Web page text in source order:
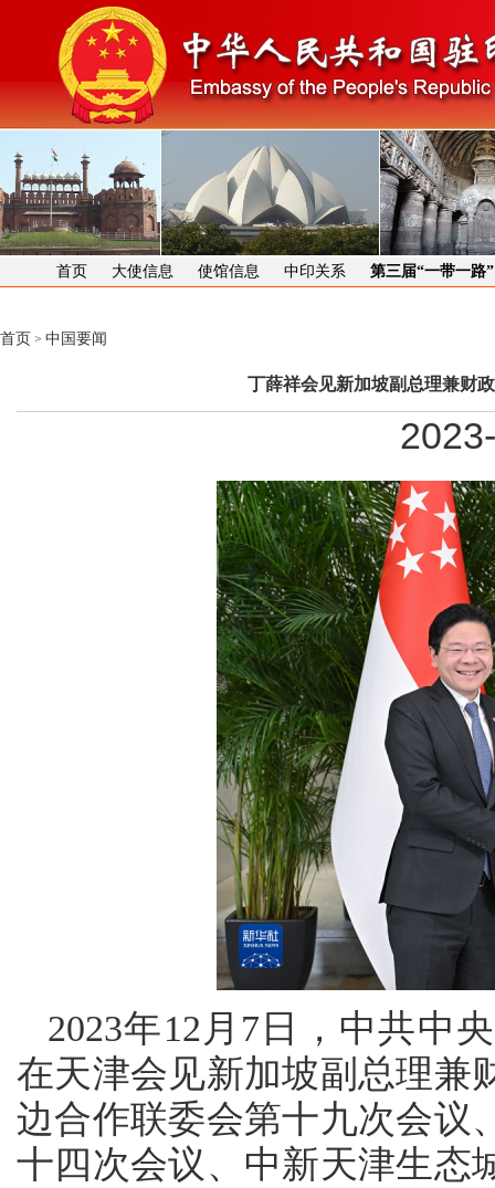
首页 大使信息 使馆信息 中印关系 第三届“一带一路
首页 > 中国要闻
丁薛祥会见新加坡副总理兼财
2023年12月7日，中共中
在天津会见新加坡副总理兼
边合作联委会第十九次会议
十四次会议、中新天津生态